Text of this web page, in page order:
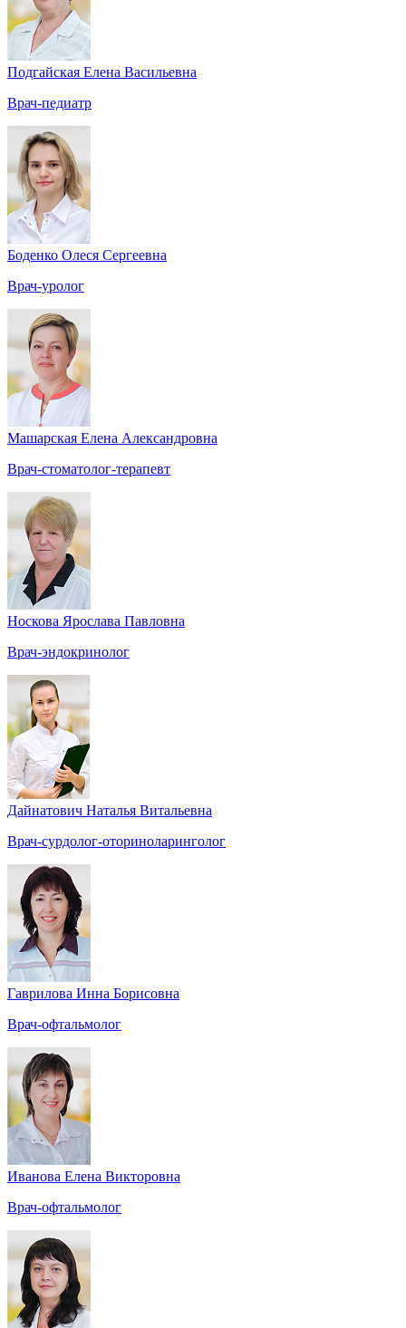
Подгайская Елена Васильевна
Врач-педиатр
Боденко Олеся Сергеевна
Врач-уролог
Машарская Елена Александровна
Врач-стоматолог-терапевт
Носкова Ярослава Павловна
Врач-эндокринолог
Дайнатович Наталья Витальевна
Врач-сурдолог-оториноларинголог
Гаврилова Инна Борисовна
Врач-офтальмолог
Иванова Елена Викторовна
Врач-офтальмолог